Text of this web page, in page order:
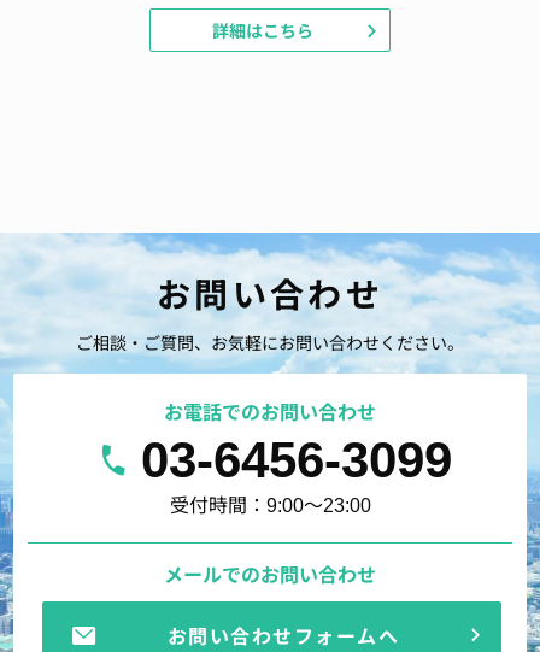
詳細はこちら
お問い合わせ
ご相談・ご質問、お気軽にお問い合わせください。
お電話でのお問い合わせ
03-6456-3099
受付時間：9:00～23:00
メールでのお問い合わせ
お問い合わせフォームへ